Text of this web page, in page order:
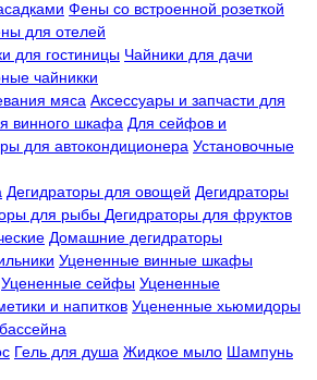
Фены со встроенной розеткой
для отелей
для гостиницы Чайники для дачи
чайникки
мяса Аксессуары и запчасти для
винного шкафа Для сейфов и
для автокондиционера Установочные
Дегидраторы для овощей Дегидраторы
для рыбы Дегидраторы для фруктов
Домашние дегидраторы
Уцененные винные шкафы
Уцененные сейфы Уцененные
и напитков Уцененные хьюмидоры
Гель для душа Жидкое мыло Шампунь